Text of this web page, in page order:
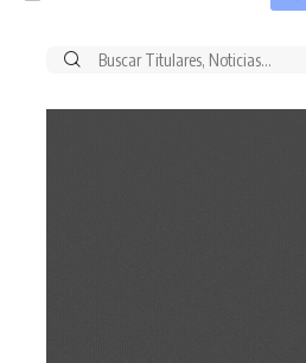
Buscar